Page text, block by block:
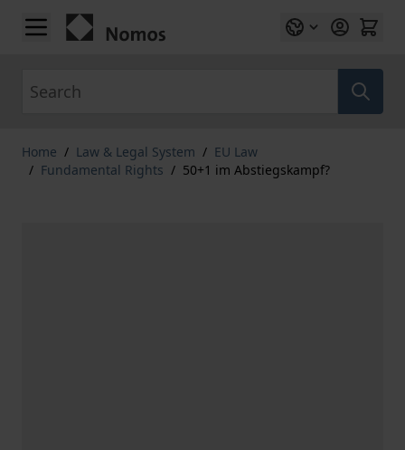
Skip to Content
Home / Law & Legal System / EU Law
/ Fundamental Rights / 50+1 im Abstiegskampf?